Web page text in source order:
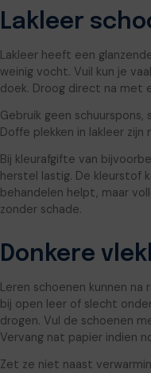
Lakleer
Lakleer heeft een
weinig vocht. Vuil kun je
doek. Droog direct na met
Gebruik geen
Doffe plekken in lakleer
Bij kleurafgifte van
herstel lastig. De kleurstof
behandelen helpt, maar
zonder schade.
Donkere
Leren schoenen kunnen na
bij open leer of slecht
drogen. Vul de schoenen
Vervang nat papier indien
Zet ze niet naast